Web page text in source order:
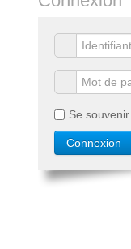
Se